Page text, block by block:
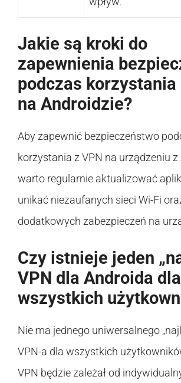
Jakie są kroki do
zapewnienia
podczas korzystania
na Androidzie?
Aby zapewnić bezpieczeństwo
korzystania z VPN na urządzeniu z
warto regularnie aktualizować
unikać niezaufanych sieci Wi-Fi
dodatkowych zabezpieczeń na
Czy istnieje jeden
VPN dla Androida dla
wszystkich
Nie ma jednego uniwersalnego
VPN-a dla wszystkich
VPN będzie zależał od